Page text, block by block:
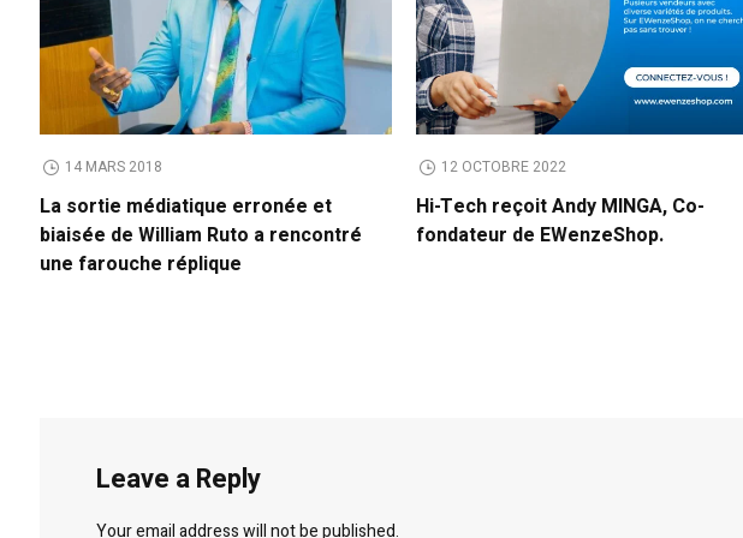
14 MARS 2018
La sortie médiatique erronée et
biaisée de William Ruto a rencontré
une farouche réplique
12 OCTOBRE 2022
Hi-Tech reçoit Andy MINGA, Co-
fondateur de EWenzeShop.
Leave a Reply
Your email address will not be published.